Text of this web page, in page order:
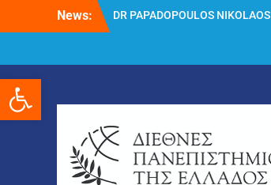
Ανοίξτε τη γραμμή
News:
DR PAPADOPOULOS NIKOLAOS
δικαιολογητικών και